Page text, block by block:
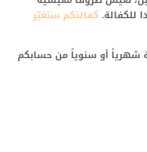
للكفالة. كفالتكم ستغيّر
شهرياً أو سنوياً من حسابكم